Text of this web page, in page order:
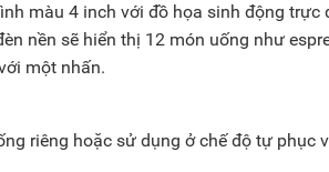
màu 4 inch với đồ họa sinh động
nền sẽ hiển thị 12 món uống như
một nhấn.
riêng hoặc sử dụng ở chế độ tự phục